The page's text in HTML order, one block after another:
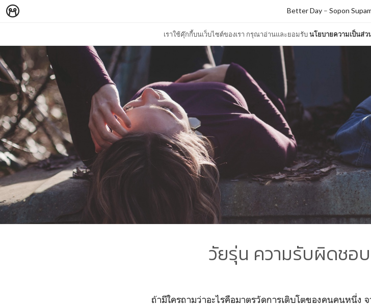
เราใช้คุ๊กกี้บนเว็บไซต์ของเรา กรุณาอ่านและยอมรับนโยบายความเป็นส่ว
Better Day – Sopon
วัยรุ่น ความรับผิดชอบ
ถ้ามีใครถามว่าอะไรคือมาตรวัดการเติบโตของคนคนหนึ่ง